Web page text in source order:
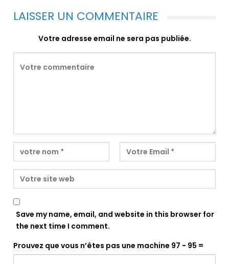
LAISSER UN COMMENTAIRE
Votre adresse email ne sera pas publiée.
Save my name, email, and website in this browser for
the next time I comment.
Prouvez que vous n’êtes pas une machine 97 − 95 =